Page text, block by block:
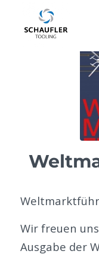
Wir freuen
Ausgabe der